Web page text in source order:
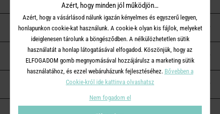
ÜGYFÉLSZOLGÁLAT
A BUTLERS-RŐL
KAPCSOLAT
Azért, hogy minden jól működjön…
Azért, hogy a vásárlásod nálunk igazán kényelmes és egyszerű legyen,
honlapunkon cookie-kat használunk. A cookie-k olyan kis fájlok, melyeket
ideiglenesen tárolunk a böngésződben. A nélkülözhetetlen sütik
használatát a honlap látogatásával elfogadod. Köszönjük, hogy az
ELFOGADOM gomb megnyomásával hozzájárulsz a marketing sütik
használatához, és ezzel webáruházunk fejlesztéséhez. Bővebben a
Cookie-król ide kattinva olvashatsz
Nem fogadom el